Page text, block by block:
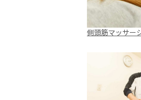
側頭筋マッサー